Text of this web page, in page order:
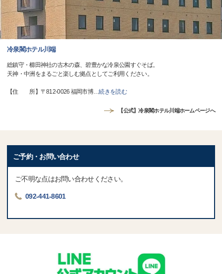
冷泉閣ホテル川端
総鎮守・櫛田神社の古木の森、碧豊かな冷泉公園すぐそば。
天神・中洲をまるごと楽しむ拠点としてご利用ください。
【住 所】〒812-0026 福岡市博…続きを読む
【公式】冷泉閣ホテル川端ホームページへ
ご予約・お問い合わせ
ご不明な点はお問い合わせください。
092-441-8601